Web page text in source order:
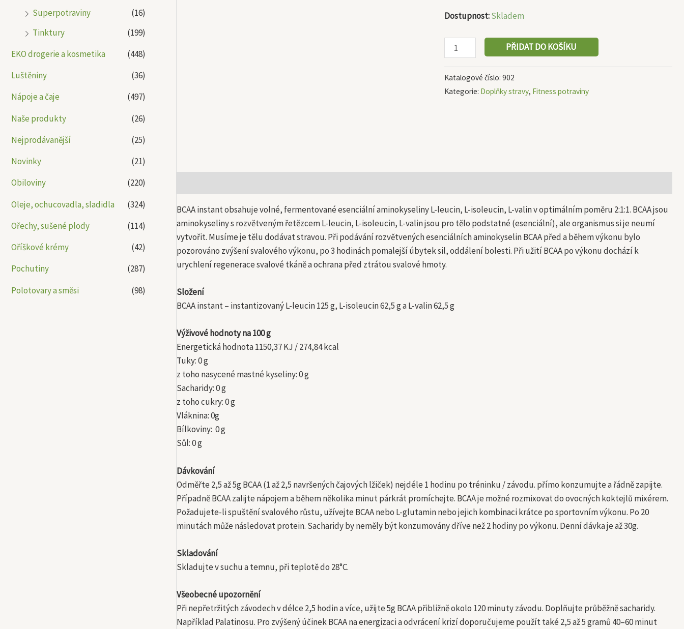
Superpotraviny
(16)
Tinktury
(199)
EKO drogerie a kosmetika
(448)
Luštěniny
(36)
Nápoje a čaje
(497)
Naše produkty
(26)
Nejprodávanější
(25)
Novinky
(21)
Obiloviny
(220)
Oleje, ochucovadla, sladidla
(324)
Ořechy, sušené plody
(114)
Oříškové krémy
(42)
Pochutiny
(287)
Polotovary a směsi
(98)
Dostupnost:Skladem
PŘIDAT DO KOŠÍKU
Katalogové číslo: 902
Kategorie: Doplňky stravy, Fitness potraviny
BCAA instant obsahuje volné, fermentované esenciální aminokyseliny L-leucin, L-isoleucin, L-valin v optimálním poměru 2:1:1. BCAA jsou
aminokyseliny s rozvětveným řetězcem L-leucin, L-isoleucin, L-valin jsou pro tělo podstatné (esenciální), ale organismus si je neumí
vytvořit. Musíme je tělu dodávat stravou. Při podávání rozvětvených esenciálních aminokyselin BCAA před a během výkonu bylo
pozorováno zvýšení svalového výkonu, po 3 hodinách pomalejší úbytek sil, oddálení bolesti. Při užití BCAA po výkonu dochází k
urychlení regenerace svalové tkáně a ochrana před ztrátou svalové hmoty.
Složení
BCAA instant – instantizovaný L-leucin 125 g, L-isoleucin 62,5 g a L-valin 62,5 g
Výživové hodnoty na 100 g
Energetická hodnota 1150,37 KJ / 274,84 kcal
Tuky: 0 g
z toho nasycené mastné kyseliny: 0 g
Sacharidy: 0 g
z toho cukry: 0 g
Vláknina: 0g
Bílkoviny: 0 g
Sůl: 0 g
Dávkování
Odměřte 2,5 až 5g BCAA (1 až 2,5 navršených čajových lžiček) nejdéle 1 hodinu po tréninku / závodu. přímo konzumujte a řádně zapijte.
Případně BCAA zalijte nápojem a během několika minut párkrát promíchejte. BCAA je možné rozmixovat do ovocných koktejlů mixérem.
Požadujete-li spuštění svalového růstu, užívejte BCAA nebo L-glutamin nebo jejich kombinaci krátce po sportovním výkonu. Po 20
minutách může následovat protein. Sacharidy by neměly být konzumovány dříve než 2 hodiny po výkonu. Denní dávka je až 30g.
Skladování
Skladujte v suchu a temnu, při teplotě do 28°C.
Všeobecné upozornění
Při nepřetržitých závodech v délce 2,5 hodin a více, užijte 5g BCAA přibližně okolo 120 minuty závodu. Doplňujte průběžně sacharidy.
Například Palatinosu. Pro zvýšený účinek BCAA na energizaci a odvrácení krizí doporučujeme použít také 2,5 až 5 gramů 40–60 minut